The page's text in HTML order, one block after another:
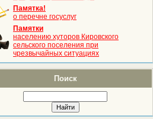
Памятка!
о перечне госуслуг
Памятки
населению хуторов Кировского
сельского поселения при
чрезвычайных ситуациях
Поиск